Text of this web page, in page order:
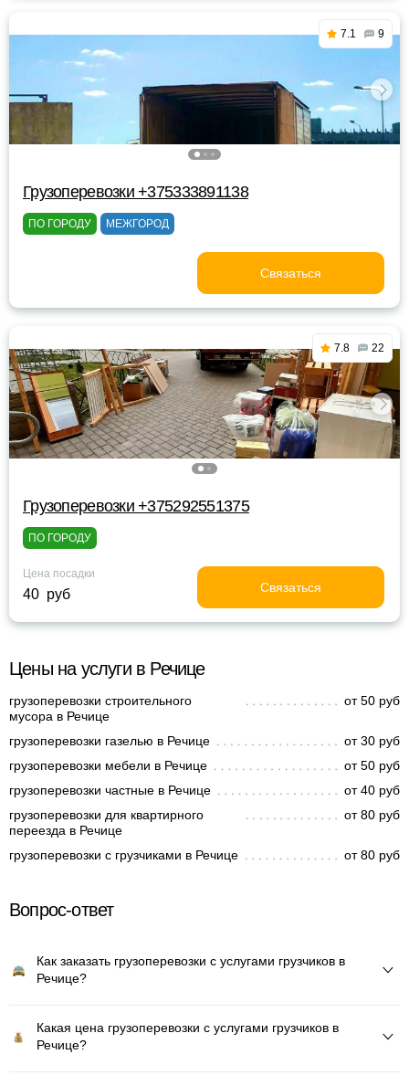
7.1 9
Грузоперевозки +375333891138
ПО ГОРОДУ МЕЖГОРОД
Связаться
7.8 22
Грузоперевозки +375292551375
ПО ГОРОДУ
Цена посадки
40 руб Связаться
Цены на услуги в Речице
грузоперевозки строительного
мусора в Речице
от 50 руб
грузоперевозки газелью в Речице
от 30 руб
грузоперевозки мебели в Речице
от 50 руб
грузоперевозки частные в Речице
от 40 руб
грузоперевозки для квартирного
переезда в Речице
от 80 руб
грузоперевозки с грузчиками в Речице от 80 руб
Вопрос-ответ
Как заказать грузоперевозки с услугами грузчиков в
Речице?
Какая цена грузоперевозки с услугами грузчиков в
Речице?